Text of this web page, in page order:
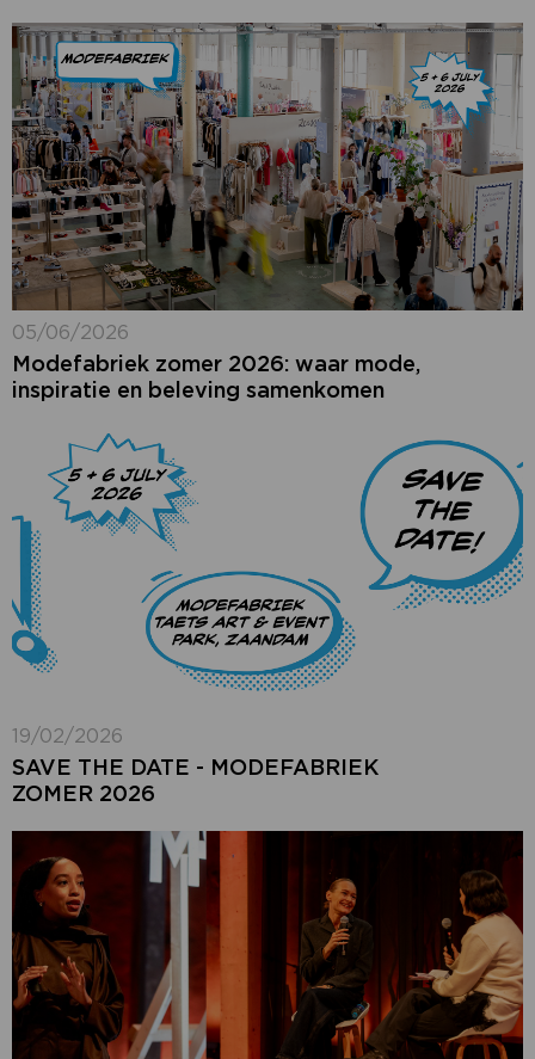
05/06/2026
Modefabriek zomer 2026: waar mode,
inspiratie en beleving samenkomen
19/02/2026
SAVE THE DATE - MODEFABRIEK
ZOMER 2026